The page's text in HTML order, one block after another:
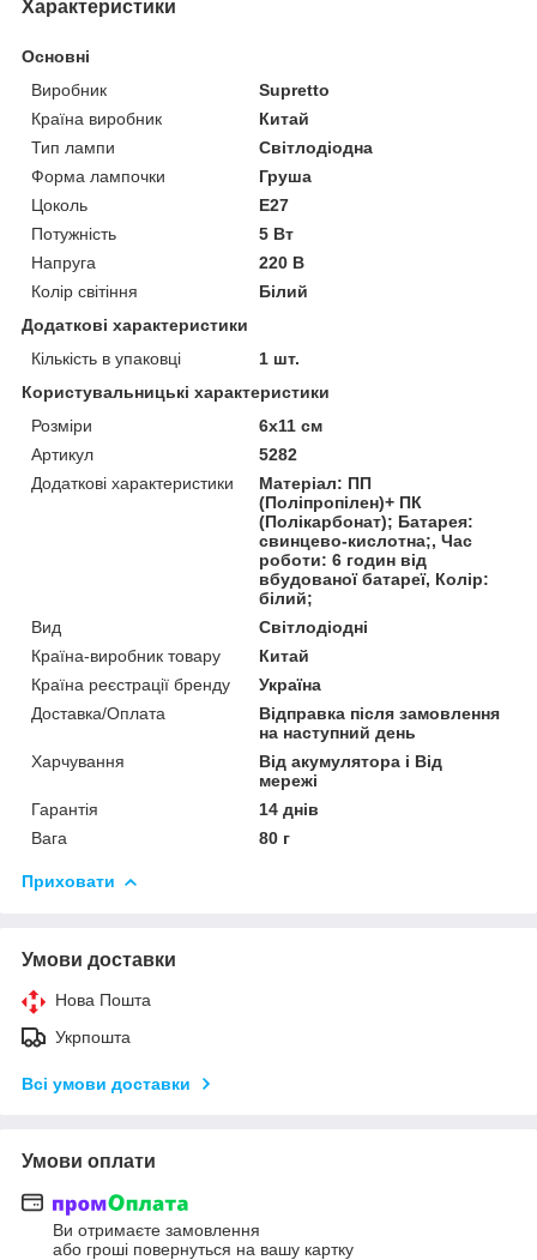
Характеристики
Основні
Виробник
Supretto
Країна виробник
Китай
Тип лампи
Світлодіодна
Форма лампочки
Груша
Цоколь
E27
Потужність
5 Вт
Напруга
220 В
Колір світіння
Білий
Додаткові характеристики
Кількість в упаковці
1 шт.
Користувальницькі характеристики
Розміри
6x11 см
Артикул
5282
Додаткові характеристики
Матеріал: ПП
(Поліпропілен)+ ПК
(Полікарбонат); Батарея:
свинцево-кислотна;, Час
роботи: 6 годин від
вбудованої батареї, Колір:
білий;
Вид
Світлодіодні
Країна-виробник товару
Китай
Країна реєстрації бренду
Україна
Доставка/Оплата
Відправка після замовлення
на наступний день
Харчування
Від акумулятора і Від
мережі
Гарантія
14 днів
Вага
80 г
Приховати
Умови доставки
Нова Пошта
Укрпошта
Всі умови доставки
Умови оплати
Ви отримаєте замовлення
або гроші повернуться на вашу картку